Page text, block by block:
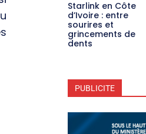
Starlink en Côte
d’Ivoire : entre
sourires et
grincements de
dents
PUBLICITE